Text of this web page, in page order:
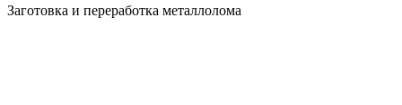
Заготовка и переработка металлолома